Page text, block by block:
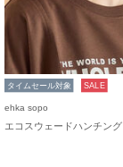
タイムセール対象 SALE
ehka sopo
エコスウェードハンチング